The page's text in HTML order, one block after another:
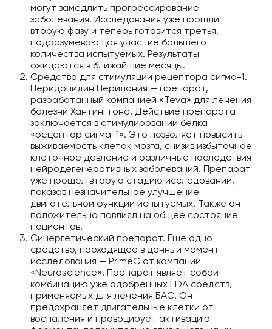
могут замедлить прогрессирование
заболевания. Исследования уже прошли
вторую фазу и теперь готовится третья,
подразумевающая участие большего
количества испытуемых. Результаты
ожидаются в ближайшие месяцы.
Средство для стимуляции рецептора сигма-1.
Перидопидин Перилания — препарат,
разработанный компанией «Teva» для лечения
болезни Хантингтона. Действие препарата
заключается в стимулировании белка
«рецептор сигма-1». Это позволяет повысить
выживаемость клеток мозга, снизив избыточное
клеточное давление и различные последствия
нейродегенеративных заболеваний. Препарат
уже прошел вторую стадию исследований,
показав незначительное улучшение
двигательной функции испытуемых. Также он
положительно повлиял на общее состояние
пациентов.
Синергетический препарат. Еще одно
средство, проходящее в данный момент
исследования — PrimeC от компании
«Neuroscience». Препарат являет собой
комбинацию уже одобренных FDA средств,
применяемых для лечения БАС. Он
предохраняет двигательные клетки от
воспаления и провоцирует активацию